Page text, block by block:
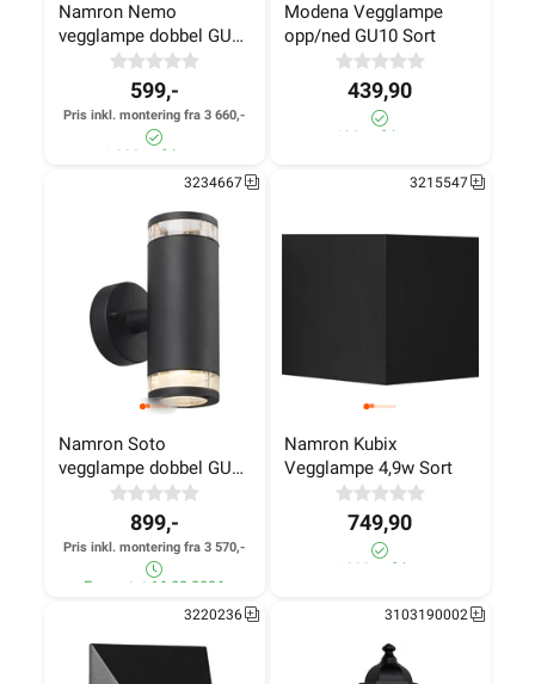
Namron Nemo
vegglampe dobbel GU10
599,-
Pris inkl. montering fra 3 660,-
1 000+ på lager
Modena Vegglampe
opp/ned GU10 Sort
439,90
430+ på lager
Namron Soto
vegglampe dobbel GU10
3234667
899,-
Pris inkl. montering fra 3 570,-
Forventet 16.08.2026
Namron Kubix
Vegglampe 4,9w Sort
3215547
749,90
>1 000+ på lager
3220236 3103190002